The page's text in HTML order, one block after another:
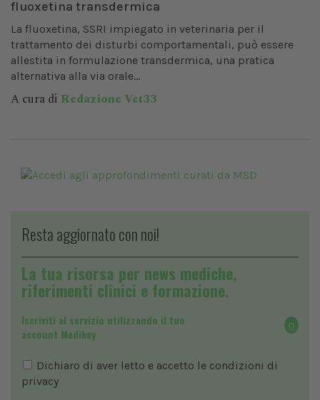
fluoxetina transdermica
La fluoxetina, SSRI impiegato in veterinaria per il
trattamento dei disturbi comportamentali, può essere
allestita in formulazione transdermica, una pratica
alternativa alla via orale...
A cura di Redazione Vet33
Resta aggiornato con noi!
La tua risorsa per news mediche,
riferimenti clinici e formazione.
Iscriviti al servizio utilizzando il tuo
account Medikey
Dichiaro di aver letto e accetto le condizioni di
privacy